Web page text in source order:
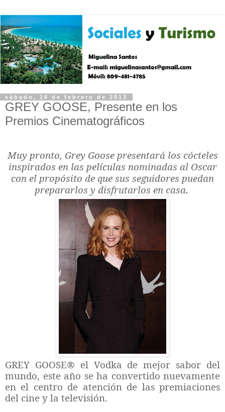
sábado, 16 de febrero de 2013
GREY GOOSE, Presente en los
Premios Cinematográficos
Muy pronto, Grey Goose presentará los cócteles
inspirados en las películas nominadas al Oscar
con el propósito de que sus seguidores puedan
prepararlos y disfrutarlos en casa.
GREY GOOSE® el Vodka de mejor sabor del
mundo, este año se ha convertido nuevamente
en el centro de atención de las premiaciones
del cine y la televisión.